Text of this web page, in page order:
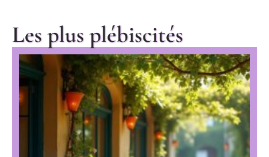
Les plus plébiscités